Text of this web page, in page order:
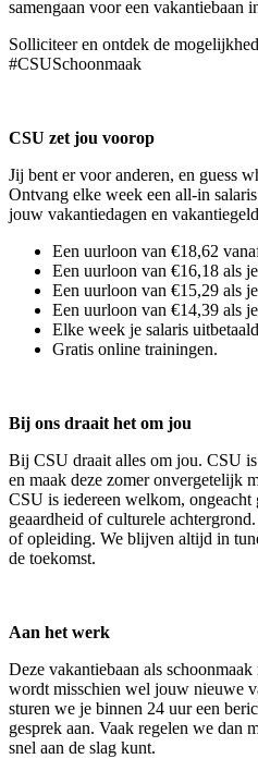
samengaan voor een vakantiebaan
Solliciteer en ontdek de
#CSUSchoonmaak
CSU zet jou voorop
Jij bent er voor anderen, en guess
Ontvang elke week een all-in
jouw vakantiedagen en
Een uurloon van €18,62
Een uurloon van €16,18 als
Een uurloon van €15,29 als
Een uurloon van €14,39 als
Elke week je salaris
Gratis online trainingen.
Bij ons draait het om jou
Bij CSU draait alles om jou. CSU
en maak deze zomer onvergetelijk
CSU is iedereen welkom, ongeacht
geaardheid of culturele
of opleiding. We blijven altijd in
de toekomst.
Aan het werk
Deze vakantiebaan als
wordt misschien wel jouw nieuwe
sturen we je binnen 24 uur een
gesprek aan. Vaak regelen we dan
snel aan de slag kunt.